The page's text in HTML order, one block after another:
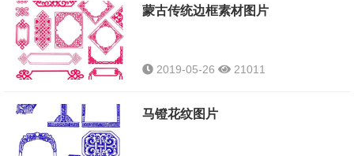
蒙古传统边框素材图片
2019-05-26 21011
马镫花纹图片